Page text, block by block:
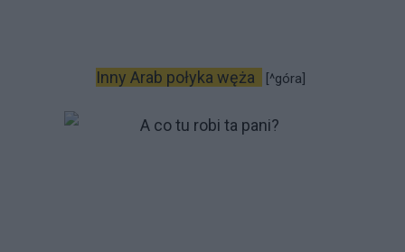
Inny Arab połyka węża [^góra]